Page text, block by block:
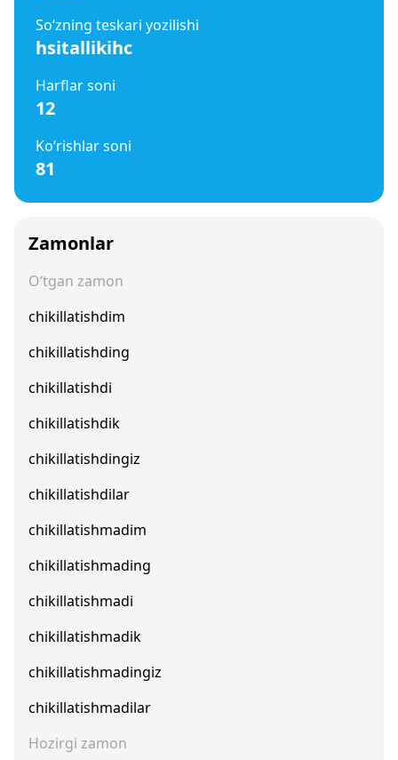
So‘zning teskari yozilishi
hsitallikihc
Harflar soni
12
Ko‘rishlar soni
81
Zamonlar
O‘tgan zamon
chikillatishdim
chikillatishding
chikillatishdi
chikillatishdik
chikillatishdingiz
chikillatishdilar
chikillatishmadim
chikillatishmading
chikillatishmadi
chikillatishmadik
chikillatishmadingiz
chikillatishmadilar
Hozirgi zamon